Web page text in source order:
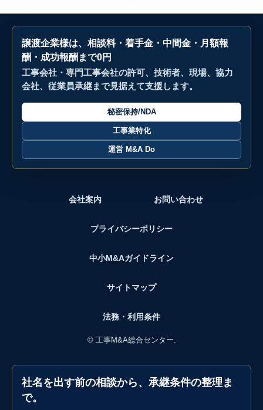
譲渡企業様は、相談料・着手金・中間金・月額報
酬・成功報酬まで0円
工事会社・専門工事会社の許可、技術者、現場、協力
会社、従業員承継まで見据えて支援します。
秘密保持/NDA
工事業特化
運営 M&A Do
会社案内 お問い合わせ
プライバシーポリシー
中小M&Aガイドライン
サイトマップ
法務・利用条件
©工事M&A総合センター.
社名を出す前の相談から、承継条件の整理ま
で。